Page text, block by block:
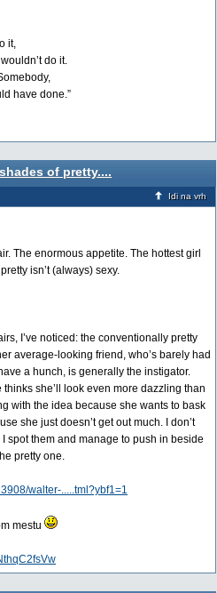
it,
do it.
have done.”
of pretty....
Idi na vrh
The enormous appetite. The hottest girl
isn’t (always) sexy.
I’ve noticed: the conventionally pretty
average-looking friend, who’s barely had
a hunch, is generally the instigator.
she’ll look even more dazzling than
with the idea because she wants to bask
she just doesn’t get out much. I don’t
spot them and manage to push in beside
pretty one.
walter-.....tml?ybf1=1
mestu